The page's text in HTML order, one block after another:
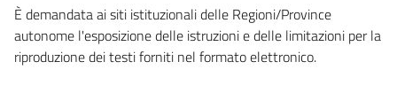
È demandata ai siti istituzionali delle Regioni/Province
autonome l'esposizione delle istruzioni e delle limitazioni per la
riproduzione dei testi forniti nel formato elettronico.